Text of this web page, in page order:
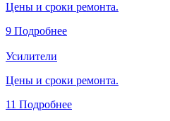
Цены и сроки ремонта.
9 Подробнее
Усилители
Цены и сроки ремонта.
11 Подробнее